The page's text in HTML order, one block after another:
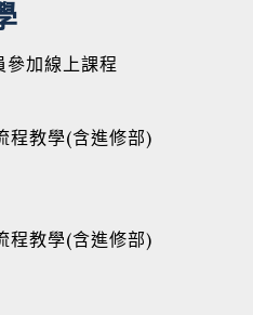
參加線上課程
教學(含進修部)
教學(含進修部)